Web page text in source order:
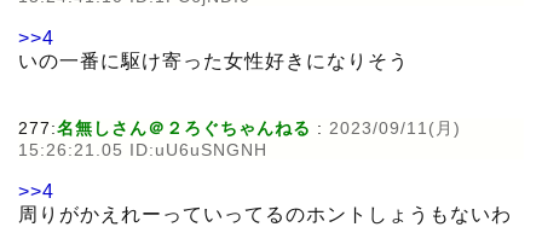
>>4
いの一番に駆け寄った女性好きになりそう
277:名無しさん＠２ろぐちゃんねる : 2023/09/11(月)
15:26:21.05 ID:uU6uSNGNH
>>4
周りがかえれーっていってるのホントしょうもないわ